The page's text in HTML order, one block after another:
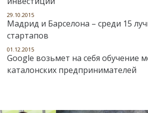
29.10.2015
Мадрид и Барселона – среди 15
стартапов
01.12.2015
Google возьмет на себя обучение
каталонских предпринимателей